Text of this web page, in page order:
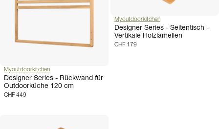
Myoutdoorkitchen
Designer Series - Rückwand für
Outdoorküche 120 cm
CHF 449
Myoutdoorkitchen
Designer Series - Seitentisch -
Vertikale Holzlamellen
CHF 179